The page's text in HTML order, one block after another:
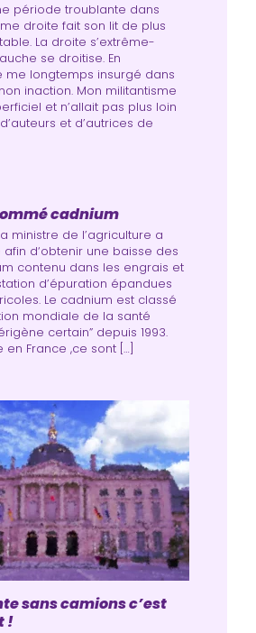
période troublante dans
droite fait son lit de plus
La droite s’extrême-
se droitise. En
me longtemps insurgé dans
inaction. Mon militantisme
et n’allait pas plus loin
et d’autrices de
cadnium
ministre de l’agriculture a
d‘obtenir une baisse des
contenu dans les engrais et
d’épuration épandues
Le cadnium est classé
mondiale de la santé
certain” depuis 1993.
France ,ce sont […]
sans camions c’est
!